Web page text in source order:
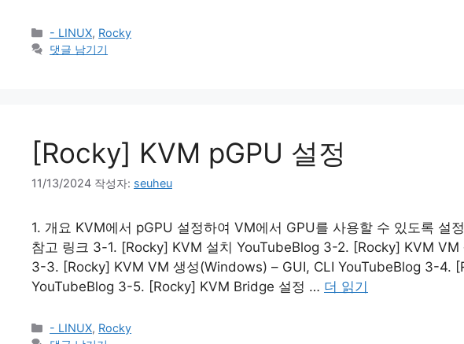
카
테
- LINUX, Rocky
댓글 남기기
[Rocky] KVM pGPU 설정
11/13/2024 작성자: seuheu
1. 개요 KVM에서 pGPU 설정하여 VM에서 GPU를 사용할 수 있도록
참고 링크 3-1. [Rocky] KVM 설치 YouTubeBlog 3-2. [Rocky] KVM
3-3. [Rocky] KVM VM 생성(Windows) – GUI, CLI YouTubeBlog 3-4.
YouTubeBlog 3-5. [Rocky] KVM Bridge 설정 … 더 읽기
카
- LINUX, Rocky